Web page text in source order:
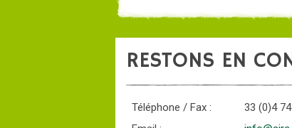
RESTONS EN
Téléphone / Fax :
33 (0)4